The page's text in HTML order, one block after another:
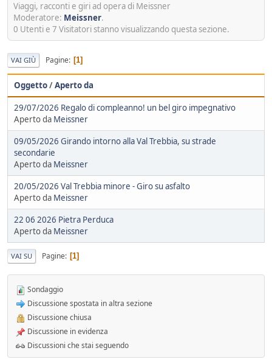
Viaggi, racconti e giri ad opera di Meissner
Moderatore: Meissner.
0 Utenti e 7 Visitatori stanno visualizzando questa sezione.
VAI GIÙ Pagine 1
Oggetto/Aperto da
29/07/2026 Regalo di compleanno! un bel giro impegnativo
Aperto da Meissner
09/05/2026 Girando intorno alla Val Trebbia, su strade
secondarie
Aperto da Meissner
20/05/2026 Val Trebbia minore - Giro su asfalto
Aperto da Meissner
22 06 2026 Pietra Perduca
Aperto da Meissner
VAI SU Pagine 1
Sondaggio
Discussione spostata in altra sezione
Discussione chiusa
Discussione in evidenza
Discussioni che stai seguendo